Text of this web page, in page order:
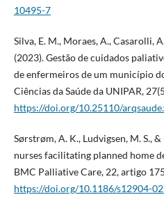
10495-7
Silva, E. M., Moraes, A., Casarolli,
(2023). Gestão de cuidados
de enfermeiros de um município
Ciências da Saúde da UNIPAR,
https://doi.org/10.25110/
Sørstrøm, A. K., Ludvigsen, M. S.,
nurses facilitating planned home
BMC Palliative Care, 22, artigo
https://doi.org/10.1186/s12904-